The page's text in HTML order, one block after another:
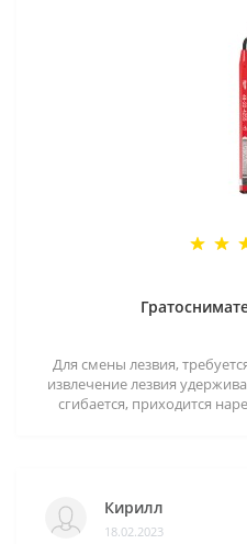
Для смены лезвия,
извлечение лезвия
сгибается, приходится
Кирилл
18.02.2023